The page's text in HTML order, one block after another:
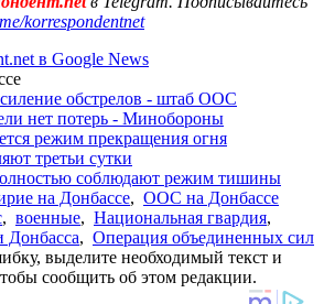
korrespondentnet
в Google News
обстрелов - штаб ООС
нет потерь - Минобороны
режим прекращения огня
третьи сутки
соблюдают режим тишины
на Донбассе, ООС на Донбассе
, военные, Национальная гвардия,
Донбасса, Операция объединенных сил
выделите необходимый текст и
сообщить об этом редакции.